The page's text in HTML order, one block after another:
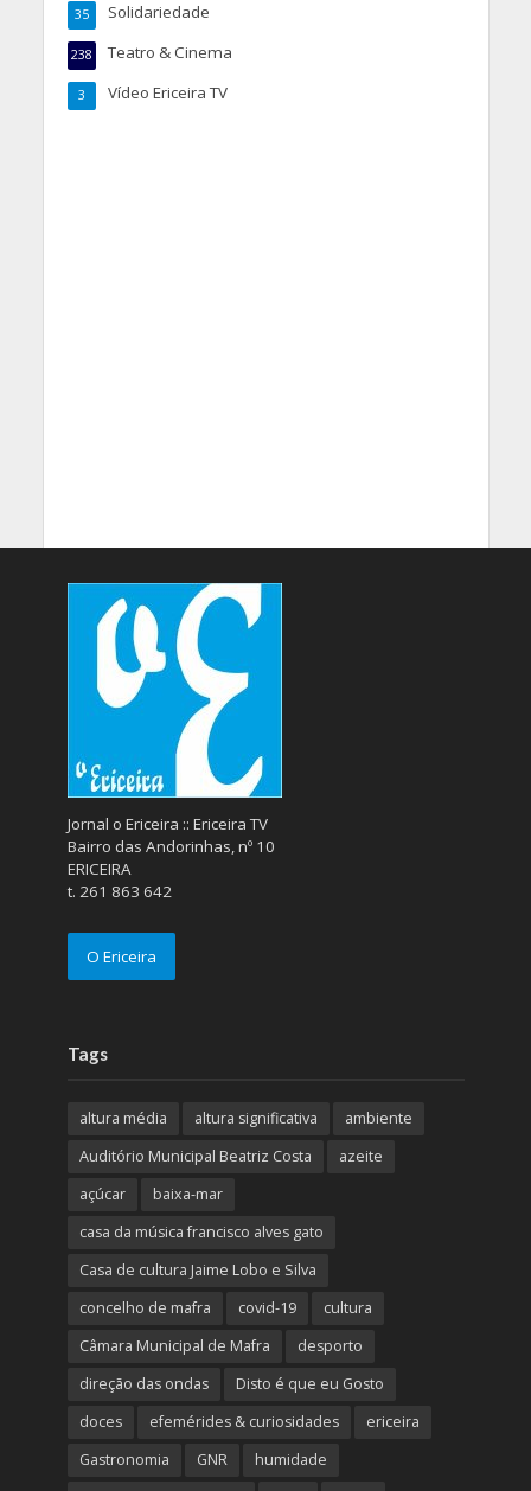
Solidariedade
35
Teatro & Cinema
238
Vídeo Ericeira TV
3
Jornal o Ericeira :: Ericeira TV
Bairro das Andorinhas, nº 10
ERICEIRA
t. 261 863 642
O Ericeira
Tags
altura média altura significativa
ambiente
Auditório Municipal Beatriz Costa
azeite
açúcar
baixa-mar
casa da música francisco alves gato
Casa de cultura Jaime Lobo e Silva
concelho de mafra
covid-19
cultura
Câmara Municipal de Mafra
desporto
direção das ondas
Disto é que eu Gosto
doces
efemérides & curiosidades
ericeira
Gastronomia
GNR
humidade